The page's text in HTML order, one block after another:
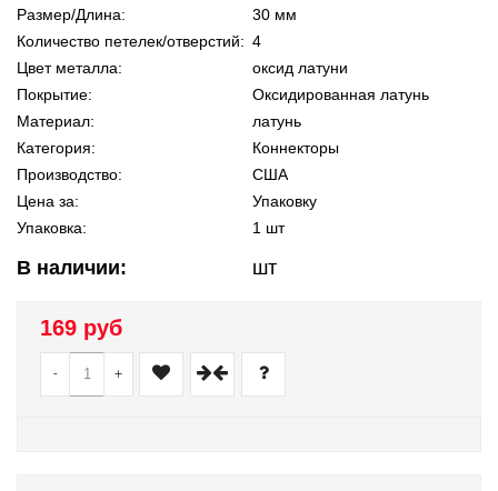
Размер/Длина:
30 мм
Количество петелек/отверстий: 4
Цвет металла:
оксид латуни
Покрытие:
Оксидированная латунь
Материал:
латунь
Категория:
Коннекторы
Производство:
США
Цена за:
Упаковку
Упаковка:
1 шт
В наличии: шт
169 руб
- +